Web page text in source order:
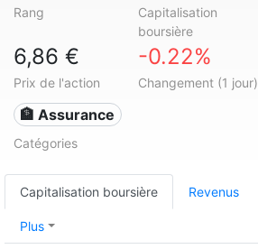
Rang
Capitalisation
boursière
6,86 €
Prix de l'action
-0.22%
Changement (1 jour)
🏦 Assurance
Catégories
Capitalisation boursière Revenus
Plus